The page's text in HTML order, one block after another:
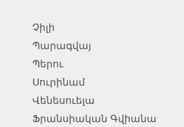
Չիլի
Պարագվայ
Պերու
Սուրինամ
Վենեսուելա
Ֆրանսիական Գվիանա